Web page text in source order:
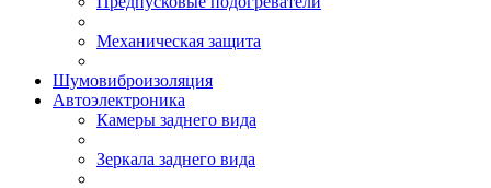
Механическая защита
Шумовиброизоляция
Автоэлектроника
Камеры заднего вида
Зеркала заднего вида